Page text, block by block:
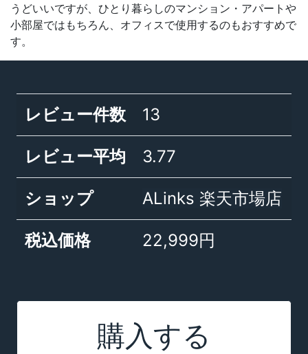
うどいいですが、ひとり暮らしのマンション・アパートや
小部屋ではもちろん、オフィスで使用するのもおすすめで
す。
レビュー件数 13
レビュー平均 3.77
ショップ ALinks 楽天市場店
税込価格 22,999円
購入する